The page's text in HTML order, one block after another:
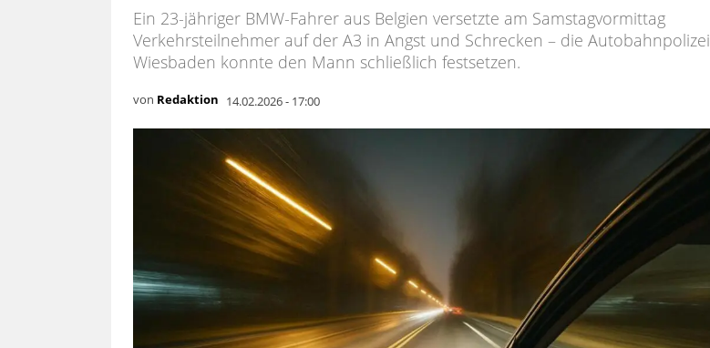
Ein 23-jähriger BMW-Fahrer aus Belgien versetzte am Samstagvormittag
Verkehrsteilnehmer auf der A3 in Angst und Schrecken – die Autobahnpolizei
Wiesbaden konnte den Mann schließlich festsetzen.
von Redaktion 14.02.2026 - 17:00